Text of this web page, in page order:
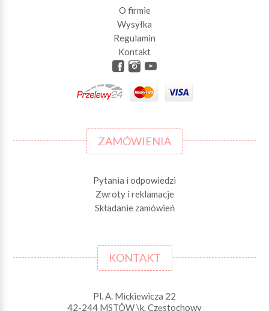
O firmie
Wysyłka
Regulamin
Kontakt
ZAMÓWIENIA
Pytania i odpowiedzi
Zwroty i reklamacje
Składanie zamówień
KONTAKT
Pl. A. Mickiewicza 22
42-244 MSTÓW \k. Częstochowy